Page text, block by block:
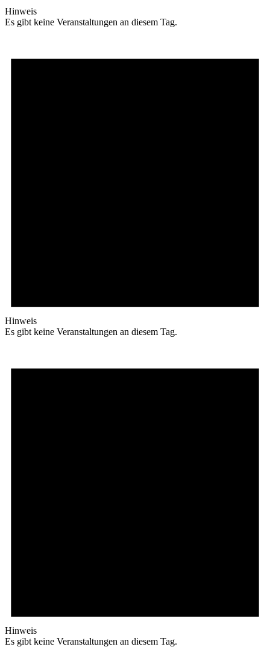
Hinweis
Es gibt keine Veranstaltungen an diesem Tag.
Hinweis
Es gibt keine Veranstaltungen an diesem Tag.
Hinweis
Es gibt keine Veranstaltungen an diesem Tag.